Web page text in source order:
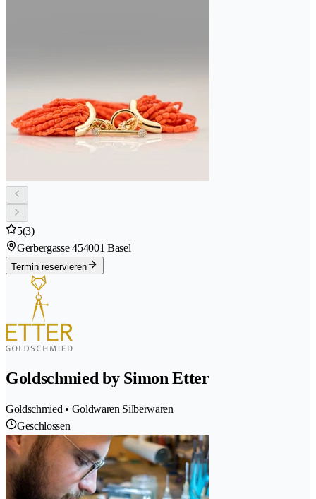
5(3)
Gerbergasse 454001 Basel
Termin reservieren
Goldschmied by Simon Etter
Goldschmied • Goldwaren Silberwaren
Geschlossen